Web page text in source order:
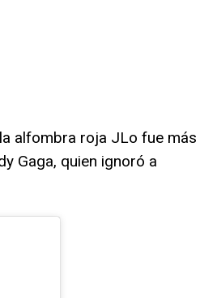
alfombra roja JLo fue más
Gaga, quien ignoró a